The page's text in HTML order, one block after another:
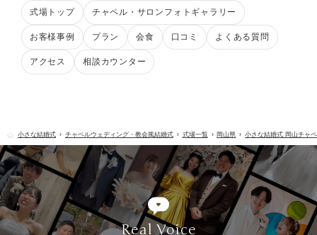
式場トップ チャペル・サロンフォトギャラリー
お客様事例 プラン 会食 口コミ よくある質問
アクセス 相談カウンター
小さな結婚式 チャペルウェディング・教会風結婚式 式場一覧 岡山県 小さな結婚式 岡山チャ
Real Voice